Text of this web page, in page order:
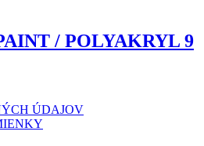
/ POLYAKRYL 9
ÚDAJOV